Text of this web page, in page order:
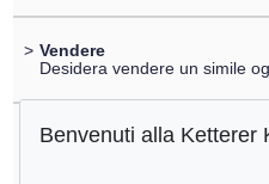
> Vendere
Desidera vendere un simile
Registrare di
Benvenuti alla Ketterer